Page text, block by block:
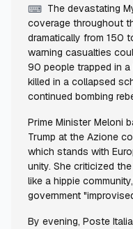
⌨ The devastating
coverage throughout
dramatically from 150
warning casualties
90 people trapped in a
killed in a collapsed
continued bombing
Prime Minister Meloni
Trump at the Azione
which stands with
unity. She criticized
like a hippie
government
By evening, Poste